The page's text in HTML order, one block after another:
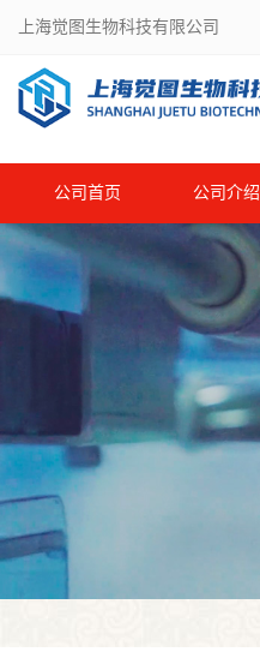
上海觉图生物科技有限公司
公司首页 公司介绍